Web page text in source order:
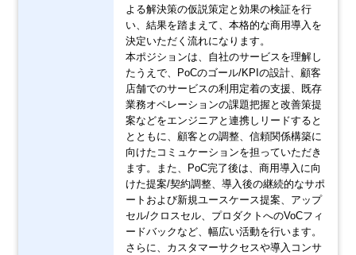
よる解決策の仮説策定と効果の検証を行
い、結果を踏まえて、本格的な商用導入を
決定いただく流れになります。
本ポジションは、自社のサービスを理解し
たうえで、PoCのゴール/KPIの設計、顧客
店舗でのサービスの利用定着の支援、既存
業務オペレーションの課題把握と改善策提
案などをエンジニアと連携しリードすると
とともに、顧客との調整、信頼関係構築に
向けたコミュケーションを担っていただき
ます。また、PoC完了後は、商用導入に向
けた提案/契約調整、導入後の継続的なサポ
ートおよび新規ユースケース提案、アップ
セル/クロスセル、プロダクトへのVoCフィ
ードバックなど、幅広い活動を行います。
さらに、カスタマーサクセスや導入コンサ